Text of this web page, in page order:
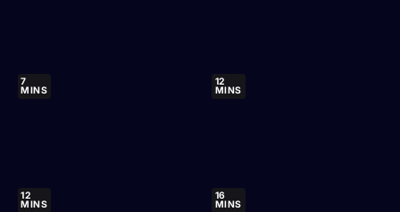
7
MINS
12
MINS
12
MINS
16
MINS